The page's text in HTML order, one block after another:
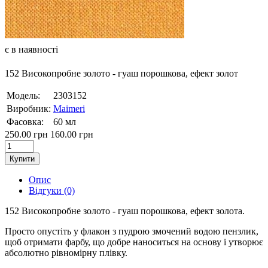
є в наявності
152 Високопробне золото - гуаш порошкова, ефект золот
Модель:
2303152
Виробник: Maimeri
Фасовка:
60 мл
250.00 грн 160.00 грн
Купити
Опис
Відгуки (0)
152 Високопробне золото - гуаш порошкова, ефект золота.
Просто опустіть у флакон з пудрою змочений водою пензлик,
щоб отримати фарбу, що добре наноситься на основу і утворює
абсолютно рівномірну плівку.